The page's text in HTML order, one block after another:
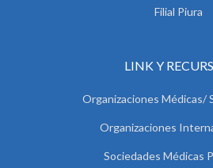
Filial Piura
LINK Y
Organizaciones Médicas/
Organizaciones
Sociedades Médicas